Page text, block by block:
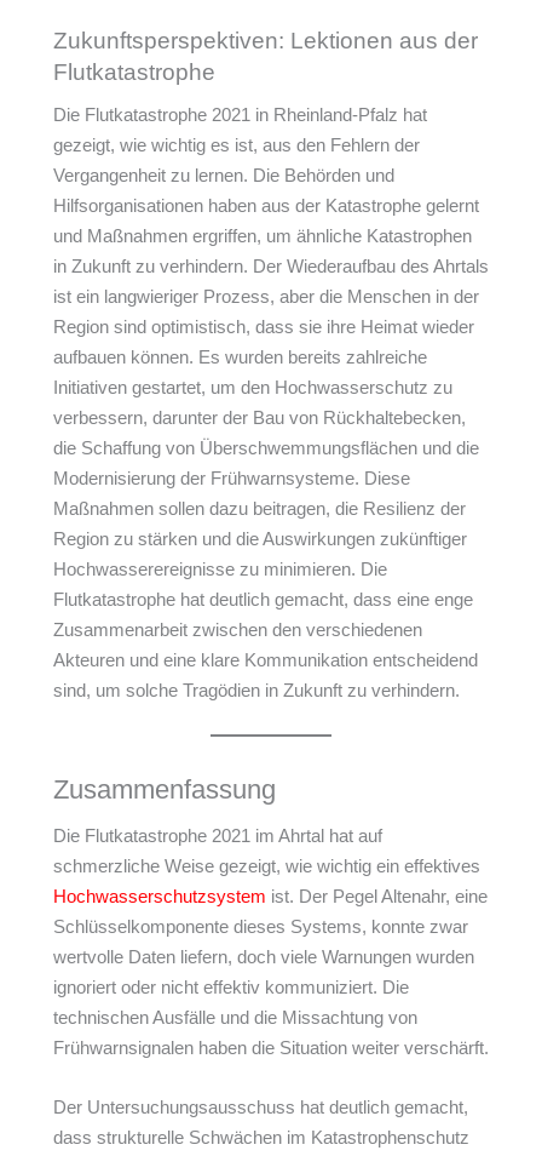
Zukunftsperspektiven: Lektionen aus der
Flutkatastrophe
Die Flutkatastrophe 2021 in Rheinland-Pfalz hat
gezeigt, wie wichtig es ist, aus den Fehlern der
Vergangenheit zu lernen. Die Behörden und
Hilfsorganisationen haben aus der Katastrophe gelernt
und Maßnahmen ergriffen, um ähnliche Katastrophen
in Zukunft zu verhindern. Der Wiederaufbau des Ahrtals
ist ein langwieriger Prozess, aber die Menschen in der
Region sind optimistisch, dass sie ihre Heimat wieder
aufbauen können. Es wurden bereits zahlreiche
Initiativen gestartet, um den Hochwasserschutz zu
verbessern, darunter der Bau von Rückhaltebecken,
die Schaffung von Überschwemmungsflächen und die
Modernisierung der Frühwarnsysteme. Diese
Maßnahmen sollen dazu beitragen, die Resilienz der
Region zu stärken und die Auswirkungen zukünftiger
Hochwasserereignisse zu minimieren. Die
Flutkatastrophe hat deutlich gemacht, dass eine enge
Zusammenarbeit zwischen den verschiedenen
Akteuren und eine klare Kommunikation entscheidend
sind, um solche Tragödien in Zukunft zu verhindern.
Zusammenfassung
Die Flutkatastrophe 2021 im Ahrtal hat auf
schmerzliche Weise gezeigt, wie wichtig ein effektives
Hochwasserschutzsystem ist. Der Pegel Altenahr, eine
Schlüsselkomponente dieses Systems, konnte zwar
wertvolle Daten liefern, doch viele Warnungen wurden
ignoriert oder nicht effektiv kommuniziert. Die
technischen Ausfälle und die Missachtung von
Frühwarnsignalen haben die Situation weiter verschärft.
Der Untersuchungsausschuss hat deutlich gemacht,
dass strukturelle Schwächen im Katastrophenschutz